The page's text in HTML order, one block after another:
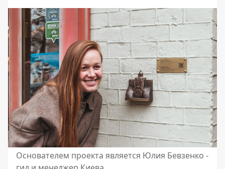
Основателем проекта является Юлия Бевзенко -